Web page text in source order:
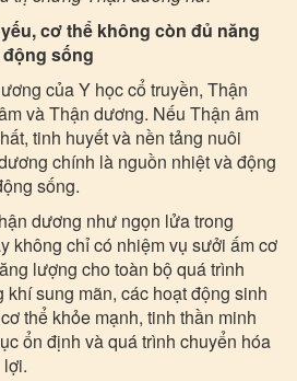
cơ thể không còn đủ năng
sống
của Y học cổ truyền, Thận
và Thận dương. Nếu Thận âm
tinh huyết và nền tảng nuôi
chính là nguồn nhiệt và động
sống.
dương như ngọn lửa trong
không chỉ có nhiệm vụ sưởi ấm cơ
lượng cho toàn bộ quá trình
sung mãn, các hoạt động sinh
thể khỏe mạnh, tinh thần minh
ổn định và quá trình chuyển hóa